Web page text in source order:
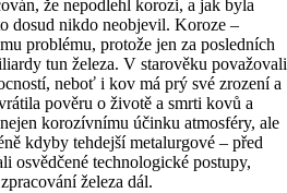
že nepodlehl korozi, a jak byla
dosud nikdo neobjevil. Koroze –
problému, protože jen za posledních
tun železa. V starověku považovali
neboť i kov má prý své zrození a
pověru o životě a smrti kovů a
korozívnímu účinku atmosféry, ale
kdyby tehdejší metalurgové – před
osvědčené technologické postupy,
železa dál.